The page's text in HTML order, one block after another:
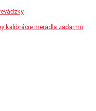
kalibrácie meradla zadarmo